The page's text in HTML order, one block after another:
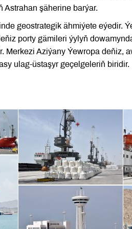
Astrahan şäherine barýar.
geostrategik ähmiýete eýedir.
porty gämileri ýylyň
Merkezi Aziýany Ýewropa deňiz,
ulag-üstaşyr geçelgeleriň